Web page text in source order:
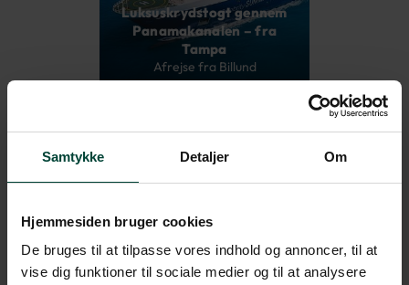
Samtykke Detaljer Om
Hjemmesiden bruger cookies
De bruges til at tilpasse vores indhold og annoncer, til at
vise dig funktioner til sociale medier og til at analysere
Luksuskrydstogt gennem
Panamakanalen – fra
Tampa
Afrejse fra Billund
17
April
2027